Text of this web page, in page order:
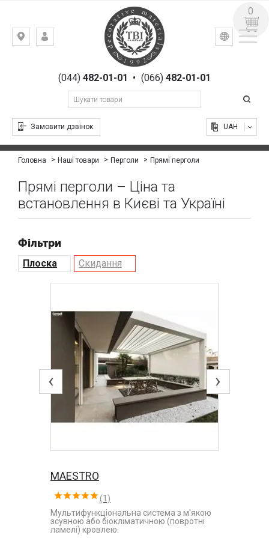
Київ,
Гоголівська,(044)482-01-01 • (066) 482-01-01
Замовити дзвінок
УКР РУС
UAH
0
Головна Наші товари Перголи Прямі перголи
Прямі перголи – Ціна та
встановлення в Києві та Україні
Фільтри
Плоска Скидання
‹ ›
MAESTRO
(1)
Мультифункціональна система з м'якою
зсувною або біокліматичною (повротні
ламелі) кровлею.